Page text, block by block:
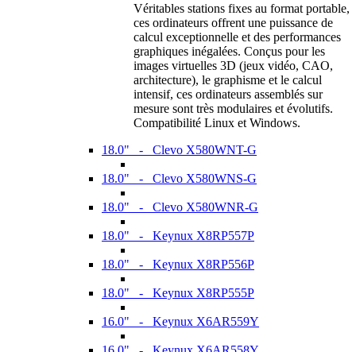
Véritables stations fixes au format portable,
ces ordinateurs offrent une puissance de
calcul exceptionnelle et des performances
graphiques inégalées. Conçus pour les
images virtuelles 3D (jeux vidéo, CAO,
architecture), le graphisme et le calcul
intensif, ces ordinateurs assemblés sur
mesure sont très modulaires et évolutifs.
Compatibilité Linux et Windows.
18.0" - Clevo X580WNT-G
18.0" - Clevo X580WNS-G
18.0" - Clevo X580WNR-G
18.0" - Keynux X8RP557P
18.0" - Keynux X8RP556P
18.0" - Keynux X8RP555P
16.0" - Keynux X6AR559Y